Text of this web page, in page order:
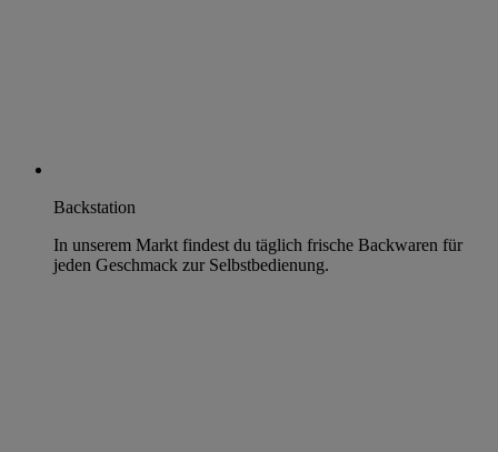
Backstation
In unserem Markt findest du täglich frische Backwaren für
jeden Geschmack zur Selbstbedienung.